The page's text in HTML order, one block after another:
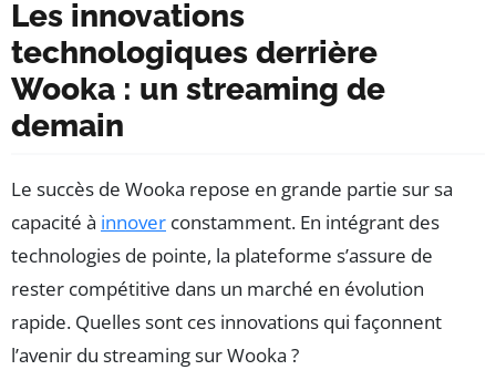
Les innovations
technologiques derrière
Wooka : un streaming de
demain
Le succès de Wooka repose en grande partie sur sa
capacité à innover constamment. En intégrant des
technologies de pointe, la plateforme s’assure de
rester compétitive dans un marché en évolution
rapide. Quelles sont ces innovations qui façonnent
l’avenir du streaming sur Wooka ?